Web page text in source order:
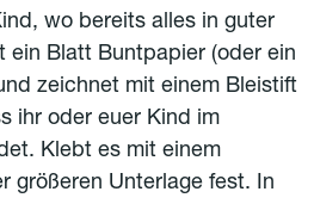
wo bereits alles in guter
ein Blatt Buntpapier (oder ein
zeichnet mit einem Bleistift
ihr oder euer Kind im
Klebt es mit einem
größeren Unterlage fest. In